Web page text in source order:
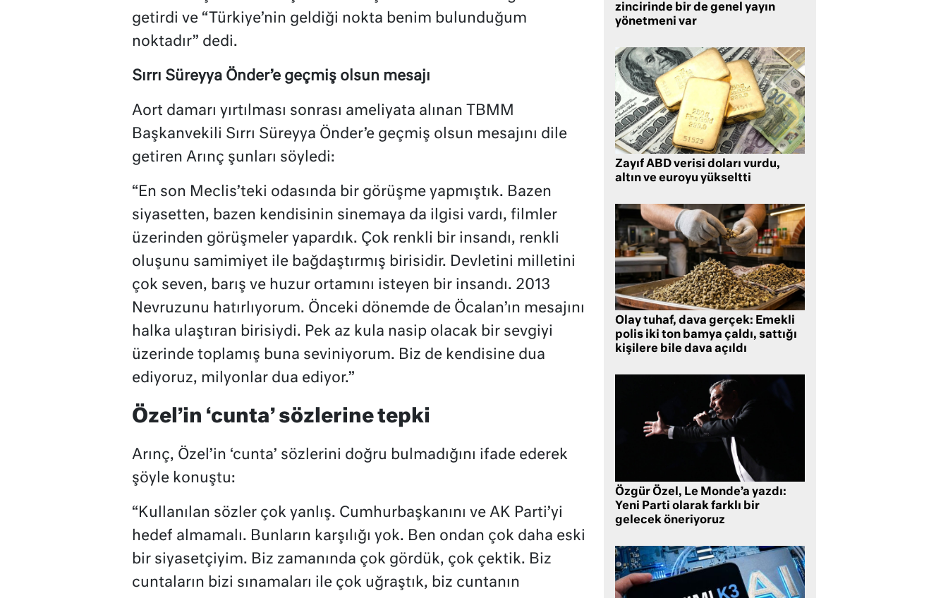
getirdi ve “Türkiye’nin geldiği nokta benim bulunduğum
noktadır” dedi.
Sırrı Süreyya Önder’e geçmiş olsun mesajı
Aort damarı yırtılması sonrası ameliyata alınan TBMM
Başkanvekili Sırrı Süreyya Önder’e geçmiş olsun mesajını dile
getiren Arınç şunları söyledi:
“En son Meclis’teki odasında bir görüşme yapmıştık. Bazen
siyasetten, bazen kendisinin sinemaya da ilgisi vardı, filmler
üzerinden görüşmeler yapardık. Çok renkli bir insandı, renkli
oluşunu samimiyet ile bağdaştırmış birisidir. Devletini milletini
çok seven, barış ve huzur ortamını isteyen bir insandı. 2013
Nevruzunu hatırlıyorum. Önceki dönemde de Öcalan’ın mesajını
halka ulaştıran birisiydi. Pek az kula nasip olacak bir sevgiyi
üzerinde toplamış buna seviniyorum. Biz de kendisine dua
ediyoruz, milyonlar dua ediyor.”
Özel’in ‘cunta’ sözlerine tepki
Arınç, Özel’in ‘cunta’ sözlerini doğru bulmadığını ifade ederek
şöyle konuştu:
“Kullanılan sözler çok yanlış. Cumhurbaşkanını ve AK Parti’yi
hedef almamalı. Bunların karşılığı yok. Ben ondan çok daha eski
bir siyasetçiyim. Biz zamanında çok gördük, çok çektik. Biz
cuntaların bizi sınamaları ile çok uğraştık, biz cuntanın
zincirinde bir de genel yayın
yönetmeni var
Zayıf ABD verisi doları vurdu,
altın ve euroyu yükseltti
Olay tuhaf, dava gerçek: Emekli
polis iki ton bamya çaldı, sattığı
kişilere bile dava açıldı
Özgür Özel, Le Monde’a yazdı:
Yeni Parti olarak farklı bir
gelecek öneriyoruz